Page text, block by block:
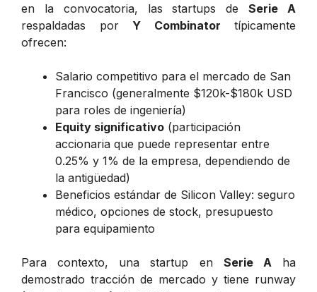
en la convocatoria, las startups deSerie A
respaldadas por Y Combinator típicamente
ofrecen:
Salario competitivo para el mercado de San
Francisco (generalmente $120k-$180k USD
para roles de ingeniería)
Equity significativo (participación
accionaria que puede representar entre
0.25% y 1% de la empresa, dependiendo de
la antigüedad)
Beneficios estándar de Silicon Valley: seguro
médico, opciones de stock, presupuesto
para equipamiento
Para contexto, una startup en Serie A ha
demostrado tracción de mercado y tiene runway